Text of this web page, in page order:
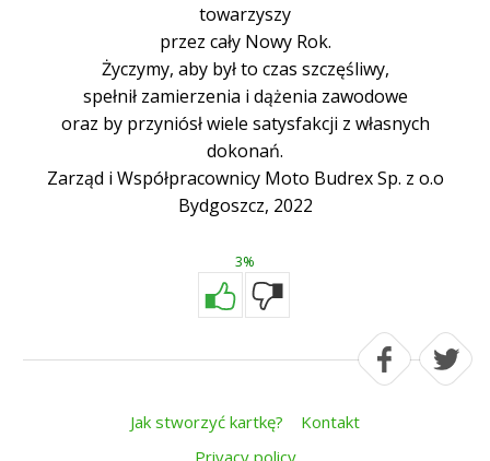
towarzyszy
przez cały Nowy Rok.
Życzymy, aby był to czas szczęśliwy,
spełnił zamierzenia i dążenia zawodowe
oraz by przyniósł wiele satysfakcji z własnych
dokonań.
Zarząd i Współpracownicy Moto Budrex Sp. z o.o
Bydgoszcz, 2022
3%
Jak stworzyć kartkę?
Kontakt
Privacy policy